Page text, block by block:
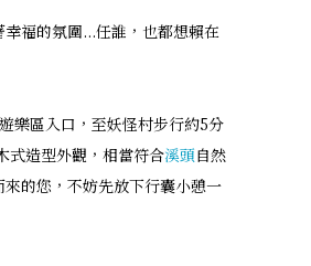
福的氛圍...任誰，也都想賴在
樂區入口，至妖怪村步行約5分
式造型外觀，相當符合溪頭自然
的您，不妨先放下行囊小憩一